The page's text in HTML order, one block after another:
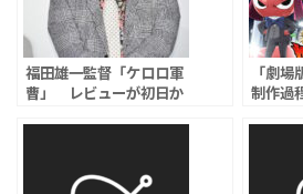
福田雄一監督「ケロロ軍
曹」 レビューが初日か
化」とファン激怒
「劇
制作過
に｢社